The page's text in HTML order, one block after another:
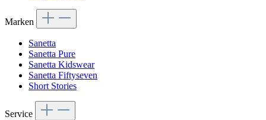
Marken
Sanetta
Sanetta Pure
Sanetta Kidswear
Sanetta Fiftyseven
Short Stories
Service